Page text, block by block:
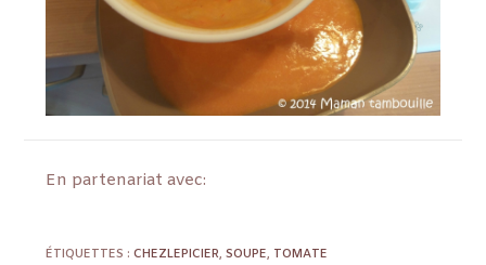
En partenariat avec:
ÉTIQUETTES :CHEZLEPICIER, SOUPE, TOMATE